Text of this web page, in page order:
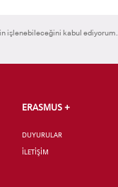
işlenebileceğini kabul ediyorum.
ERASMUS +
DUYURULAR
İLETİŞİM